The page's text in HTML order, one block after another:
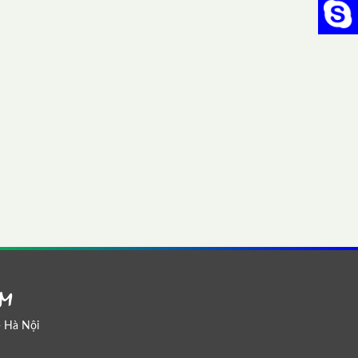
Chat
Hà Nội